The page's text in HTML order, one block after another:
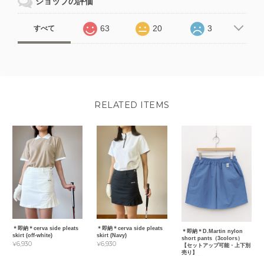
すべて 63 20 3
RELATED ITEMS
＊即納＊cerva side pleats
skirt (off-white)
¥6,930
＊即納＊cerva side pleats
skirt (Navy)
¥6,930
＊即納＊D.Martin nylon
short pants（3colors）
【セットアップ可能・上下別
売り】